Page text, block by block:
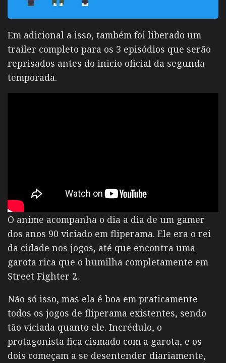
Em adicional a isso, também foi liberado um
trailer completo para os 3 episódios que serão
reprisados antes do inicio oficial da segunda
temporada.
O anime acompanha o dia a dia de um gamer
dos anos 90 viciado em fliperama. Ele era o rei
da cidade nos jogos, até que encontra uma
garota rica que o humilha completamente em
Street Fighter 2.
Não só isso, mas ela é boa em praticamente
todos os jogos de fliperama existentes, sendo
tão viciada quanto ele. Incrédulo, o
protagonista fica cismado com a garota, e os
dois começam a se desentender diariamente,